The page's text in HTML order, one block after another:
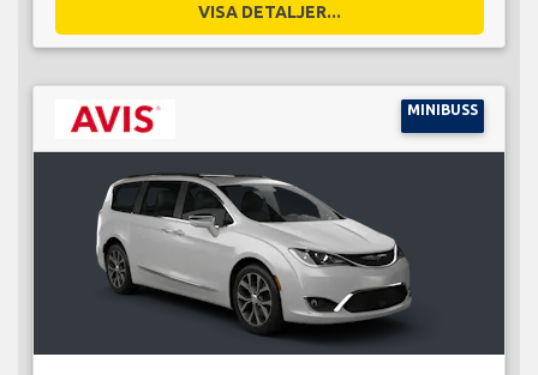
VISA DETALJER...
MINIBUSS